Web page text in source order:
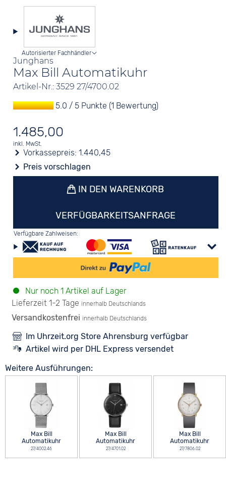
Junghans
Max Bill Automatikuhr
Artikel-Nr.: 3529 27/4700.02
Autorisierter Fachhändler
5.0 / 5 Punkte (1 Bewertung)
1.485,00
inkl. MwSt.
Vorkassepreis:1.440,45
Preis vorschlagen
IN DEN WARENKORB
VERFÜGBARKEITSANFRAGE
Verfügbare Zahlweisen:
Nur noch 1 Artikel auf Lager
Lieferzeit 1-2 Tage innerhalb Deutschlands
Versandkostenfrei innerhalb Deutschlands
Im Uhrzeit.org Store Ahrensburg verfügbar
Artikel wird per DHL Express versendet
Weitere Ausführungen:
Max Bill
Automatikuhr
27/4002.46
Max Bill
Automatikuhr
27/4701.02
Max Bill
Automatikuhr
27/7806.02